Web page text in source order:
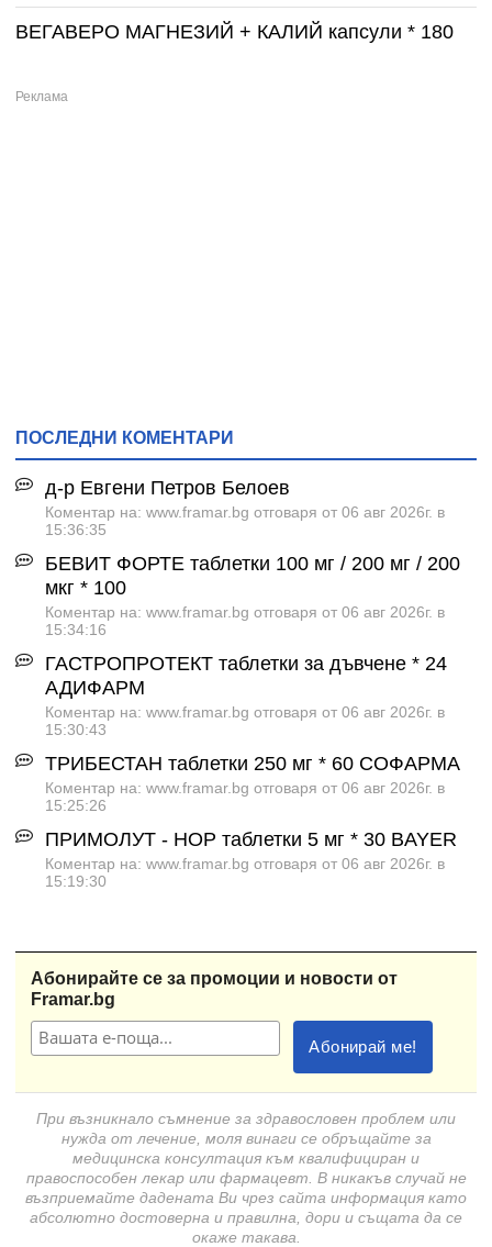
ВЕГАВЕРО МАГНЕЗИЙ + КАЛИЙ капсули * 180
ПОСЛЕДНИ КОМЕНТАРИ
д-р Евгени Петров Белоев
Коментар на: www.framar.bg отговаря от 06 авг 2026г. в
15:36:35
БЕВИТ ФОРТЕ таблетки 100 мг / 200 мг / 200
мкг * 100
Коментар на: www.framar.bg отговаря от 06 авг 2026г. в
15:34:16
ГАСТРОПРОТЕКТ таблетки за дъвчене * 24
АДИФАРМ
Коментар на: www.framar.bg отговаря от 06 авг 2026г. в
15:30:43
ТРИБЕСТАН таблетки 250 мг * 60 СОФАРМА
Коментар на: www.framar.bg отговаря от 06 авг 2026г. в
15:25:26
ПРИМОЛУТ - НОР таблетки 5 мг * 30 BAYER
Коментар на: www.framar.bg отговаря от 06 авг 2026г. в
15:19:30
Абонирайте се за промоции и новости от
Framar.bg
При възникнало съмнение за здравословен проблем или
нужда от лечение, моля винаги се обръщайте за
медицинска консултация към квалифициран и
правоспособен лекар или фармацевт. В никакъв случай не
възприемайте дадената Ви чрез сайта информация като
абсолютно достоверна и правилна, дори и същата да се
окаже такава.